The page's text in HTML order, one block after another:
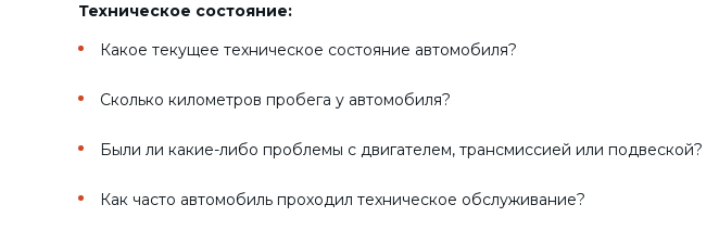
Техническое состояние:
Какое текущее техническое состояние автомобиля?
Сколько километров пробега у автомобиля?
Были ли какие-либо проблемы с двигателем, трансмиссией или подвеской?
Как часто автомобиль проходил техническое обслуживание?